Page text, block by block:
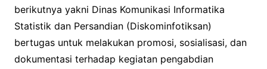
berikutnya yakni Dinas Komunikasi Informatika
Statistik dan Persandian (Diskominfotiksan)
bertugas untuk melakukan promosi, sosialisasi, dan
dokumentasi terhadap kegiatan pengabdian